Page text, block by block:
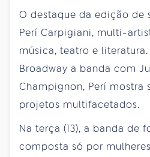
O destaque da edição de
Perí Carpigiani, multi-
música, teatro e
Broadway a banda com
Champignon, Perí mostra
projetos multifacetados.
Na terça (13), a banda de
composta só por